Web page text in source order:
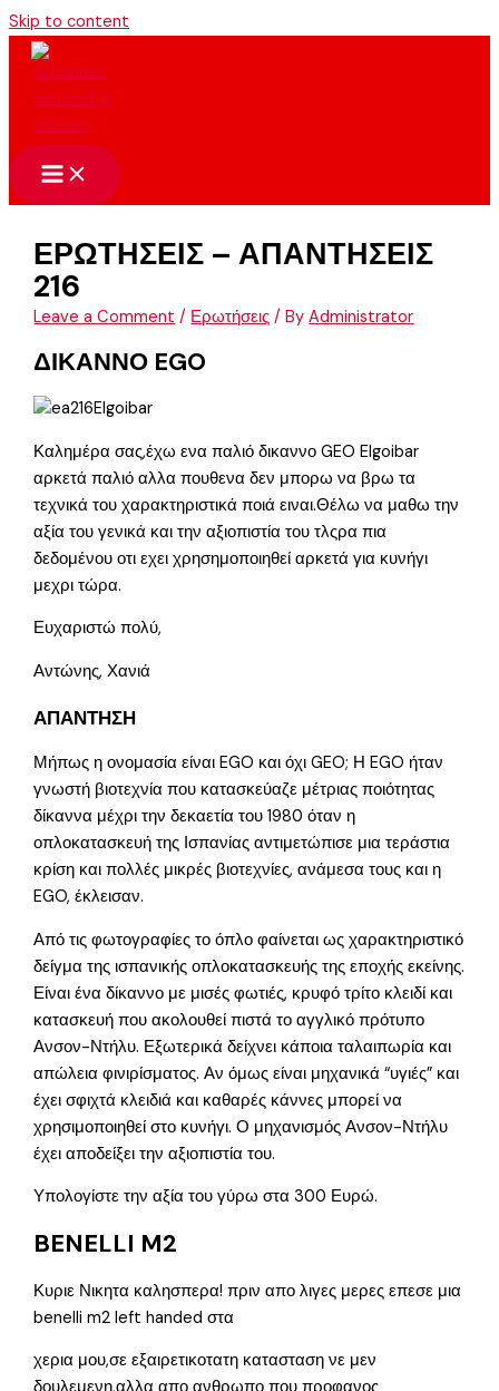
Skip to content
ΕΡΩΤΗΣΕΙΣ – ΑΠΑΝΤΗΣΕΙΣ
216
Leave a Comment / Ερωτήσεις / ByAdministrator
ΔΙΚΑΝΝΟ EGO
Καλημέρα σας,έχω ενα παλιό δικαννο GEO Elgoibar
αρκετά παλιό αλλα πουθενα δεν μπορω να βρω τα
τεχνικά του χαρακτηριστικά ποιά ειναι.Θέλω να μαθω την
αξία του γενικά και την αξιοπιστία του τλςρα πια
δεδομένου οτι εχει χρησημοποιηθεί αρκετά για κυνήγι
μεχρι τώρα.
Ευχαριστώ πολύ,
Αντώνης, Χανιά
ΑΠΑΝΤΗΣΗ
Μήπως η ονομασία είναι EGO και όχι GEO; Η EGO ήταν
γνωστή βιοτεχνία που κατασκεύαζε μέτριας ποιότητας
δίκαννα μέχρι την δεκαετία του 1980 όταν η
οπλοκατασκευή της Ισπανίας αντιμετώπισε μια τεράστια
κρίση και πολλές μικρές βιοτεχνίες, ανάμεσα τους και η
EGO, έκλεισαν.
Από τις φωτογραφίες το όπλο φαίνεται ως χαρακτηριστικό
δείγμα της ισπανικής οπλοκατασκευής της εποχής εκείνης.
Είναι ένα δίκαννο με μισές φωτιές, κρυφό τρίτο κλειδί και
κατασκευή που ακολουθεί πιστά το αγγλικό πρότυπο
Ανσον-Ντήλυ. Εξωτερικά δείχνει κάποια ταλαιπωρία και
απώλεια φινιρίσματος. Αν όμως είναι μηχανικά “υγιές” και
έχει σφιχτά κλειδιά και καθαρές κάννες μπορεί να
χρησιμοποιηθεί στο κυνήγι. Ο μηχανισμός Ανσον-Ντήλυ
έχει αποδείξει την αξιοπιστία του.
Υπολογίστε την αξία του γύρω στα 300 Ευρώ.
BENELLI M2
Κυριε Νικητα καλησπερα! πριν απο λιγες μερες επεσε μια
benelli m2 left handed στα
χερια μου,σε εξαιρετικοτατη κατασταση νε μεν